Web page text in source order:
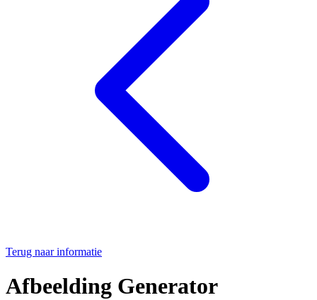
Terug naar informatie
Afbeelding Generator